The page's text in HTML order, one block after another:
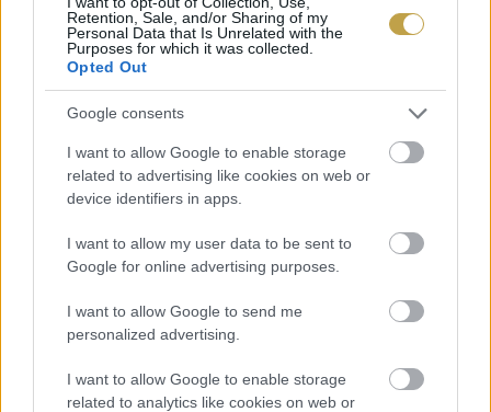
Retention, Sale, and/or Sharing of my
Personal Data that Is Unrelated with the
Purposes for which it was collected.
Opted Out
Google consents
I want to allow Google to enable storage
related to advertising like cookies on web or
device identifiers in apps.
I want to allow my user data to be sent to
Google for online advertising purposes.
I want to allow Google to send me
personalized advertising.
I want to allow Google to enable storage
related to analytics like cookies on web or
KÖZÖTT?
BABA Budapest